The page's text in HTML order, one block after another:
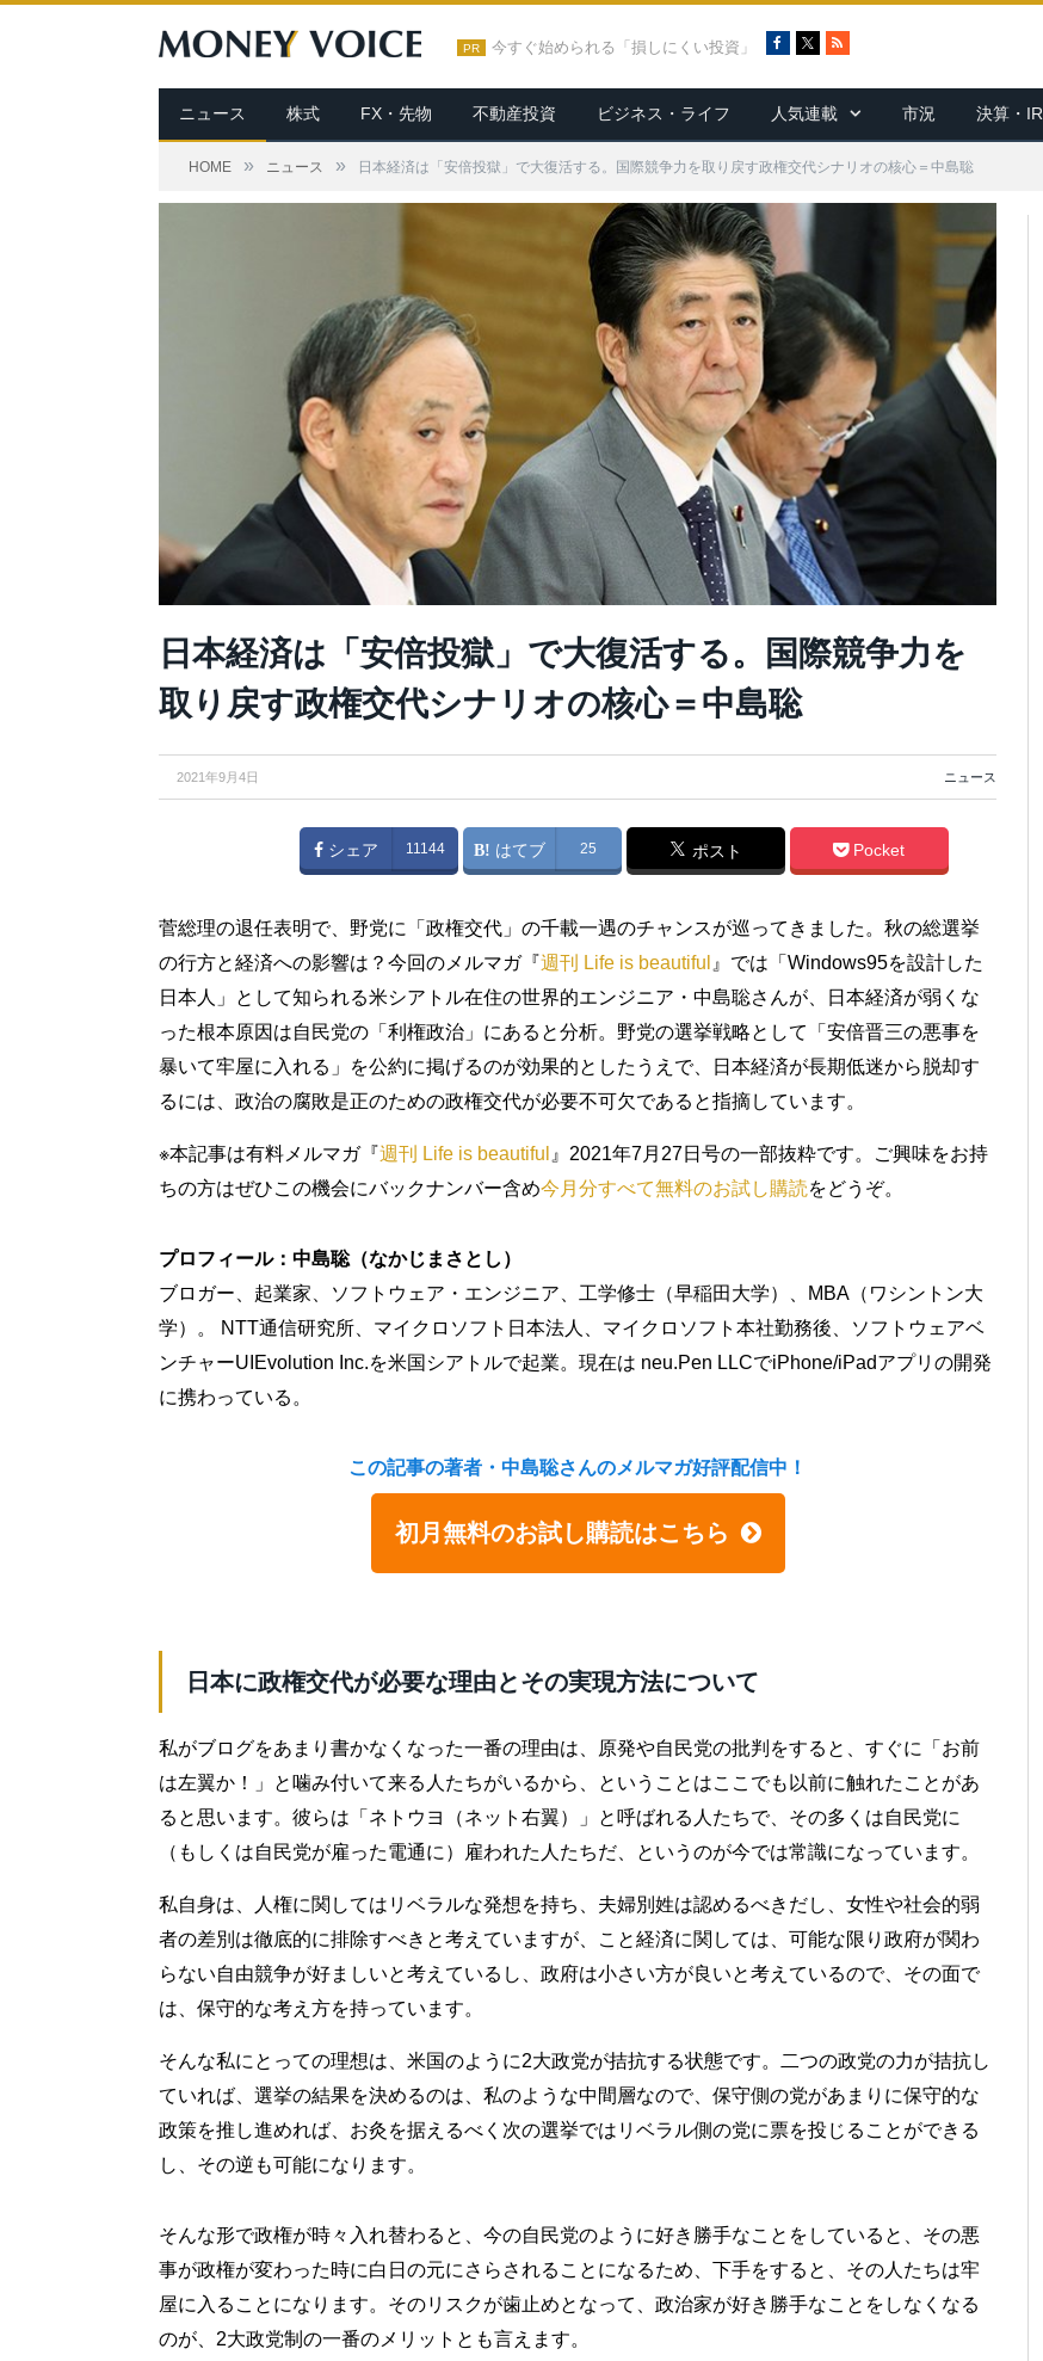
PR 今すぐ始められる「損しにくい投資」
c
e
b
o
R
S
ニュース 株式 FX・先物 不動産投資 ビジネス・ライフ 人気連載 市況 決算・IR
HOME » ニュース » 日本経済は「安倍投獄」で大復活する。国際競争力を取り戻す政権交代シナリオの核心＝中島聡
日本経済は「安倍投獄」で大復活する。国際競争力を
取り戻す政権交代シナリオの核心＝中島聡
2021年9月4日 ニュース
シェア 11144 はてブ 25 ポスト Pocket
菅総理の退任表明で、野党に「政権交代」の千載一遇のチャンスが巡ってきました。秋の総選挙
の行方と経済への影響は？今回のメルマガ『週刊 Life is beautiful 』では「Windows95を設計した
日本人」として知られる米シアトル在住の世界的エンジニア・中島聡さんが、日本経済が弱くな
った根本原因は自民党の「利権政治」にあると分析。野党の選挙戦略として「安倍晋三の悪事を
暴いて牢屋に入れる」を公約に掲げるのが効果的としたうえで、日本経済が長期低迷から脱却す
るには、政治の腐敗是正のための政権交代が必要不可欠であると指摘しています。
※本記事は有料メルマガ『週刊 Life is beautiful 』2021年7月27日号の一部抜粋です。ご興味をお持
ちの方はぜひこの機会にバックナンバー含め今月分すべて無料のお試し購読をどうぞ。
プロフィール：中島聡（なかじまさとし）
ブロガー、起業家、ソフトウェア・エンジニア、工学修士（早稲田大学）、MBA（ワシントン大
学）。 NTT通信研究所、マイクロソフト日本法人、マイクロソフト本社勤務後、ソフトウェアベ
ンチャーUIEvolution Inc.を米国シアトルで起業。現在は neu.Pen LLCでiPhone/iPadアプリの開発
に携わっている。
この記事の著者・中島聡さんのメルマガ好評配信中！
初月無料のお試し購読はこちら
日本に政権交代が必要な理由とその実現方法について
私がブログをあまり書かなくなった一番の理由は、原発や自民党の批判をすると、すぐに「お前
は左翼か！」と噛み付いて来る人たちがいるから、ということはここでも以前に触れたことがあ
ると思います。彼らは「ネトウヨ（ネット右翼）」と呼ばれる人たちで、その多くは自民党に
（もしくは自民党が雇った電通に）雇われた人たちだ、というのが今では常識になっています。
私自身は、人権に関してはリベラルな発想を持ち、夫婦別姓は認めるべきだし、女性や社会的弱
者の差別は徹底的に排除すべきと考えていますが、こと経済に関しては、可能な限り政府が関わ
らない自由競争が好ましいと考えているし、政府は小さい方が良いと考えているので、その面で
は、保守的な考え方を持っています。
そんな私にとっての理想は、米国のように2大政党が拮抗する状態です。二つの政党の力が拮抗し
ていれば、選挙の結果を決めるのは、私のような中間層なので、保守側の党があまりに保守的な
政策を推し進めれば、お灸を据えるべく次の選挙ではリベラル側の党に票を投じることができる
し、その逆も可能になります。
そんな形で政権が時々入れ替わると、今の自民党のように好き勝手なことをしていると、その悪
事が政権が変わった時に白日の元にさらされることになるため、下手をすると、その人たちは牢
屋に入ることになります。そのリスクが歯止めとなって、政治家が好き勝手なことをしなくなる
のが、2大政党制の一番のメリットとも言えます。